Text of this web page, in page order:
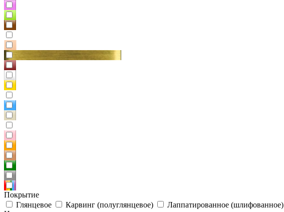
Покрытие
Глянцевое
Карвинг (полуглянцевое) Лаппатированное (шлифованное)